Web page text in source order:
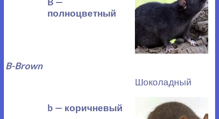
B-Brown
полноцветный
b — коричневый
Шоколадный